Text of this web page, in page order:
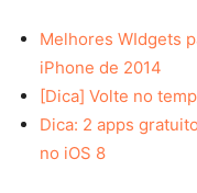
Melhores WIdgets
iPhone de 2014
[Dica] Volte no
Dica: 2 apps
no iOS 8